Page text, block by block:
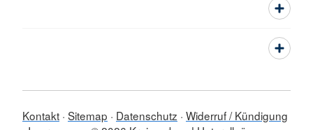
Kontakt Sitemap Datenschutz Widerruf / Kündigung